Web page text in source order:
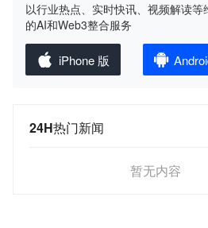
以行业热点、实时快讯、视频解读等
的AI和Web3整合服务
iPhone 版
24H热门新闻
暂无内容